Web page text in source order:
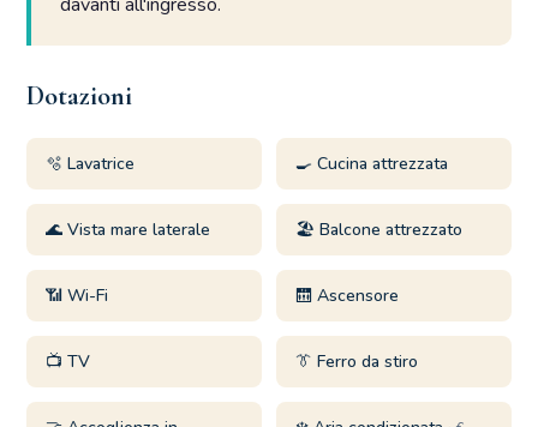
Dotazioni
🫧 Lavatrice 🍳 Cucina attrezzata
🌊 Vista mare laterale 🏖️ Balcone attrezzato
📶 Wi-Fi 🛗 Ascensore
📺 TV 👔 Ferro da stiro